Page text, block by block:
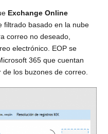
Exchange Online
filtrado basado en la nube
correo no deseado,
electrónico. EOP se
365 que cuentan
los buzones de correo.